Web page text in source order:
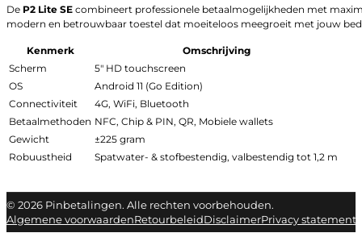
De P2 Lite SE combineert professionele betaalmogelijkheden met
modern en betrouwbaar toestel dat moeiteloos meegroeit met jouw
Kenmerk
Omschrijving
Scherm
5″ HD touchscreen
OS
Android 11 (Go Edition)
Connectiviteit
4G, WiFi, Bluetooth
Betaalmethoden NFC, Chip & PIN, QR, Mobiele wallets
Gewicht
±225 gram
Robuustheid
Spatwater- & stofbestendig, valbestendig tot 1,2 m
© 2026 Pinbetalingen. Alle rechten voorbehouden.
Algemene voorwaardenRetourbeleidDisclaimerPrivacy statement